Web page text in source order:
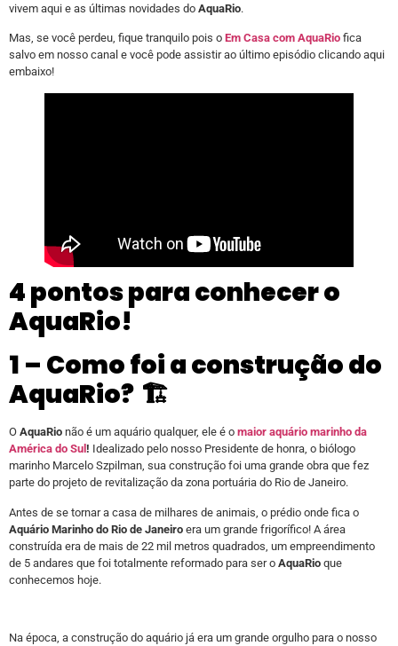
vivem aqui e as últimas novidades do AquaRio.
Mas, se você perdeu, fique tranquilo pois o Em Casa com AquaRio fica
salvo em nosso canal e você pode assistir ao último episódio clicando aqui
embaixo!
4 pontos para conhecer o
AquaRio!
1 – Como foi a construção do
AquaRio? 🏗️
O AquaRio não é um aquário qualquer, ele é o maior aquário marinho da
América do Sul ! Idealizado pelo nosso Presidente de honra, o biólogo
marinho Marcelo Szpilman, sua construção foi uma grande obra que fez
parte do projeto de revitalização da zona portuária do Rio de Janeiro.
Antes de se tornar a casa de milhares de animais, o prédio onde fica o
Aquário Marinho do Rio de Janeiro era um grande frigorífico! A área
construída era de mais de 22 mil metros quadrados, um empreendimento
de 5 andares que foi totalmente reformado para ser o AquaRio que
conhecemos hoje.
Na época, a construção do aquário já era um grande orgulho para o nosso